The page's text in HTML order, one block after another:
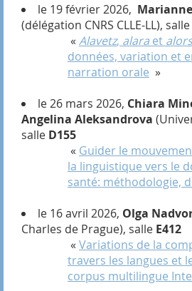
le 19 février 2026,
(délégation CNRS CLLE-LL), salle
« Alavetz, alara et alors
données, variation et
narration orale »
le 26 mars 2026, Chiara
Angelina Aleksandrova
salle D155
« Guider le
la linguistique vers le
santé: méthodologie,
le 16 avril 2026, Olga
Charles de Prague), salle E412
« Variations de la
travers les langues et
corpus multilingue